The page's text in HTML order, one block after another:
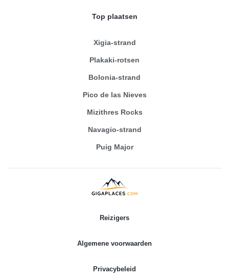
Top plaatsen
Xigia-strand
Plakaki-rotsen
Bolonia-strand
Pico de las Nieves
Mizithres Rocks
Navagio-strand
Puig Major
Reizigers
Algemene voorwaarden
Privacybeleid